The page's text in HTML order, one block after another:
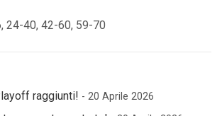
24-40, 42-60, 59-70
raggiunti! - 20 Aprile 2026